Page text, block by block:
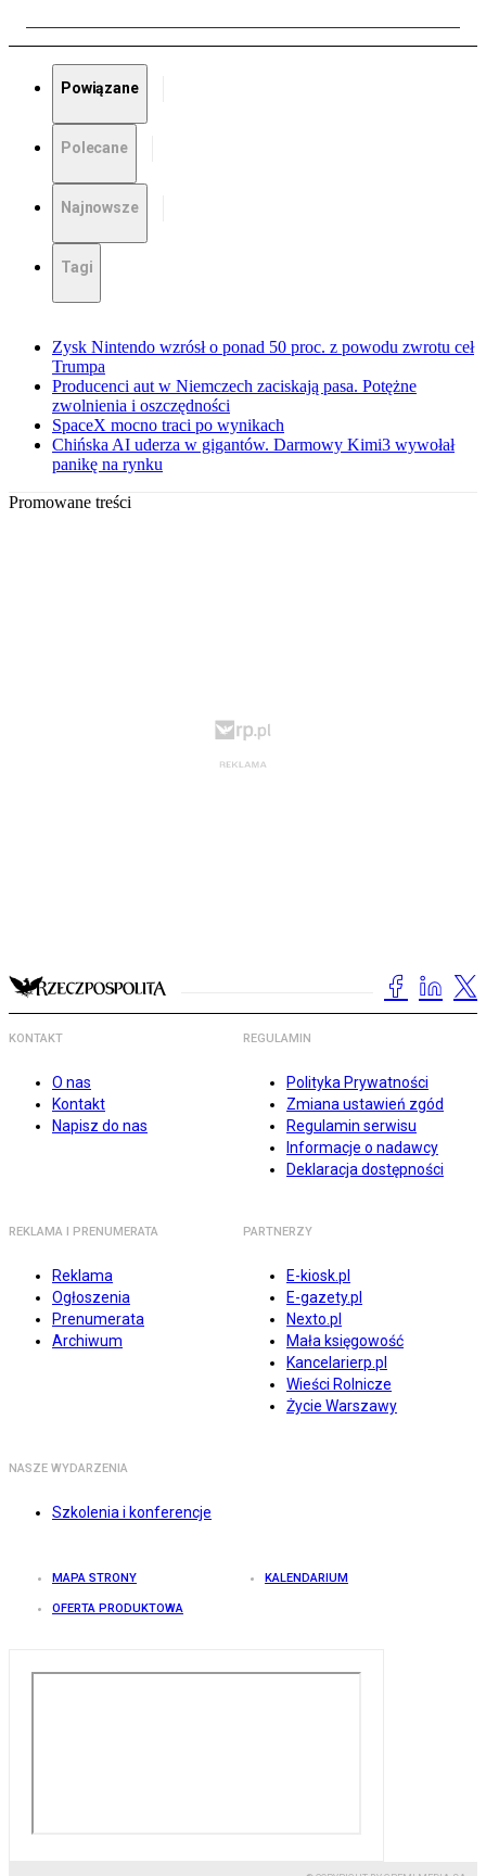
Powiązane
Polecane
Najnowsze
Tagi
Zysk Nintendo wzrósł o ponad 50 proc. z powodu zwrotu ceł
Trumpa
Producenci aut w Niemczech zaciskają pasa. Potężne
zwolnienia i oszczędności
SpaceX mocno traci po wynikach
Chińska AI uderza w gigantów. Darmowy Kimi3 wywołał
panikę na rynku
Promowane treści
KONTAKT
O nas
Kontakt
Napisz do nas
REGULAMIN
Polityka Prywatności
Zmiana ustawień zgód
Regulamin serwisu
Informacje o nadawcy
Deklaracja dostępności
REKLAMA I PRENUMERATA
Reklama
Ogłoszenia
Prenumerata
Archiwum
PARTNERZY
E-kiosk.pl
E-gazety.pl
Nexto.pl
Mała księgowość
Kancelarierp.pl
Wieści Rolnicze
Życie Warszawy
NASZE WYDARZENIA
Szkolenia i konferencje
MAPA STRONY KALENDARIUM
OFERTA PRODUKTOWA